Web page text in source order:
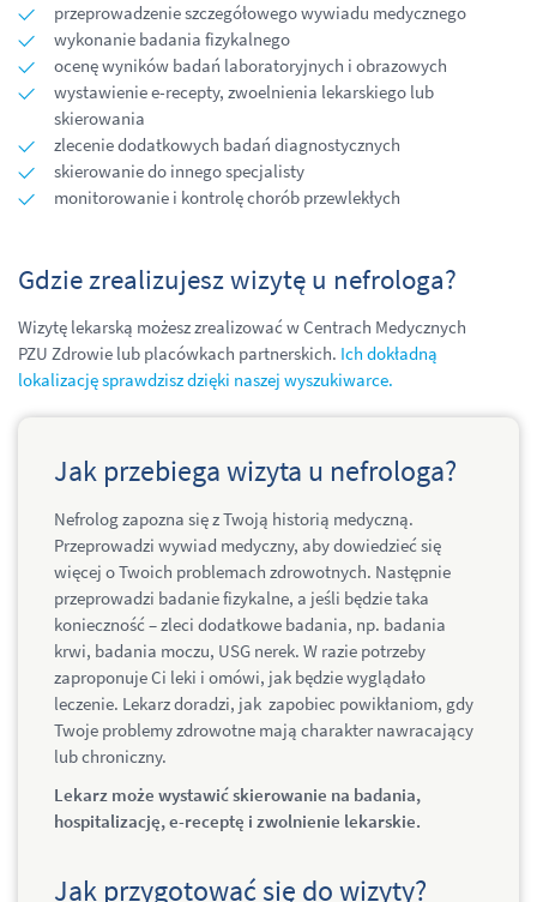
przeprowadzenie szczegółowego wywiadu medycznego
wykonanie badania fizykalnego
ocenę wyników badań laboratoryjnych i obrazowych
wystawienie e-recepty, zwoelnienia lekarskiego lub
skierowania
zlecenie dodatkowych badań diagnostycznych
skierowanie do innego specjalisty
monitorowanie i kontrolę chorób przewlekłych
Gdzie zrealizujesz wizytę u nefrologa?
Wizytę lekarską możesz zrealizować w Centrach Medycznych
PZU Zdrowie lub placówkach partnerskich. Ich dokładną
lokalizację sprawdzisz dzięki naszej wyszukiwarce.
Jak przebiega wizyta u nefrologa?
Nefrolog zapozna się z Twoją historią medyczną.
Przeprowadzi wywiad medyczny, aby dowiedzieć się
więcej o Twoich problemach zdrowotnych. Następnie
przeprowadzi badanie fizykalne, a jeśli będzie taka
konieczność – zleci dodatkowe badania, np. badania
krwi, badania moczu, USG nerek. W razie potrzeby
zaproponuje Ci leki i omówi, jak będzie wyglądało
leczenie. Lekarz doradzi, jak zapobiec powikłaniom, gdy
Twoje problemy zdrowotne mają charakter nawracający
lub chroniczny.
Lekarz może wystawić skierowanie na badania,
hospitalizację, e-receptę i zwolnienie lekarskie.
Jak przygotować się do wizyty?